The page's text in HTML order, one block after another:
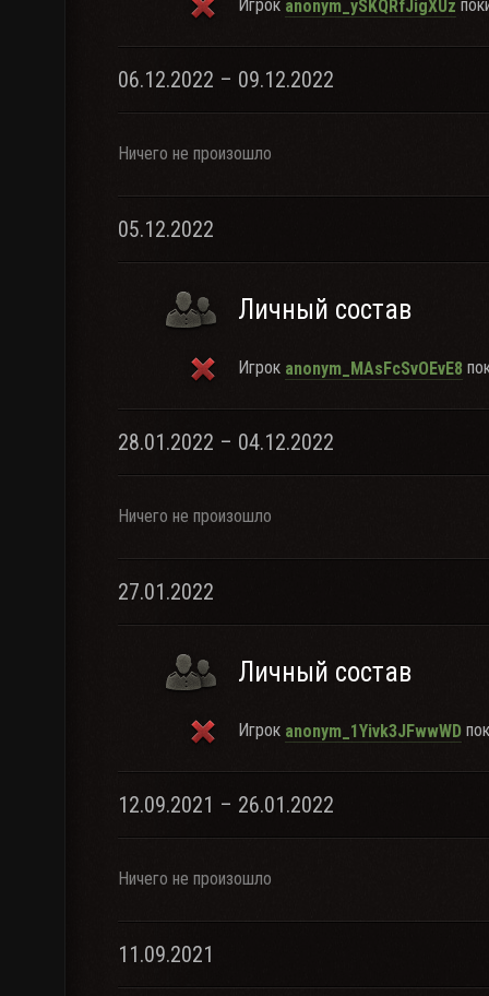
Игрок anonym_ySKQRfJigXUz
06.12.2022 – 09.12.2022
Ничего не произошло
05.12.2022
Личный состав
Игрок anonym_MAsFcSvOEvE8
28.01.2022 – 04.12.2022
Ничего не произошло
27.01.2022
Личный состав
Игрок anonym_1Yivk3JFwwWD
12.09.2021 – 26.01.2022
Ничего не произошло
11.09.2021